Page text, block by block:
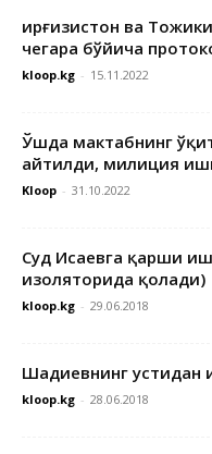
Қирғизистон ва
чегара бўйича
kloop.kg - 15.11.2022
Ўшда мактабнинг
айтилди, милиция
Kloop - 31.10.2022
Суд Исаевга қарши
изоляторида қолади)
kloop.kg - 29.06.2018
Шадиевнинг устидан
kloop.kg - 28.06.2018